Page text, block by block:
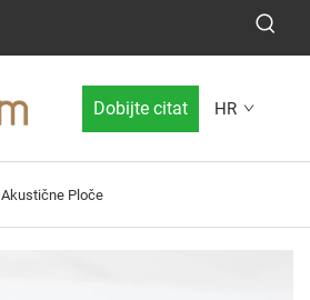
Dobijte citat HR
Akustične Ploče